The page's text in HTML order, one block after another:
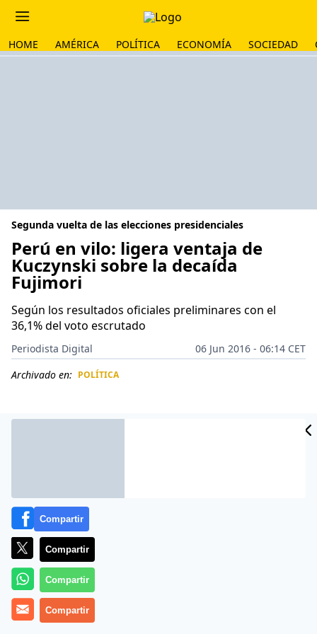
HOME AMÉRICA POLÍTICA ECONOMÍA SOCIEDAD
Segunda vuelta de las elecciones presidenciales
Perú en vilo: ligera ventaja de
Kuczynski sobre la decaída
Fujimori
Según los resultados oficiales preliminares con el
36,1% del voto escrutado
Periodista Digital
06 Jun 2016 - 06:14 CET
Archivado en: POLÍTICA
El candidato Pedro Pablo Kuczynski roza el triunfo en
la segunda vuelta de las elecciones presidenciales de
Compartir
Compartir
Compartir
Compartir